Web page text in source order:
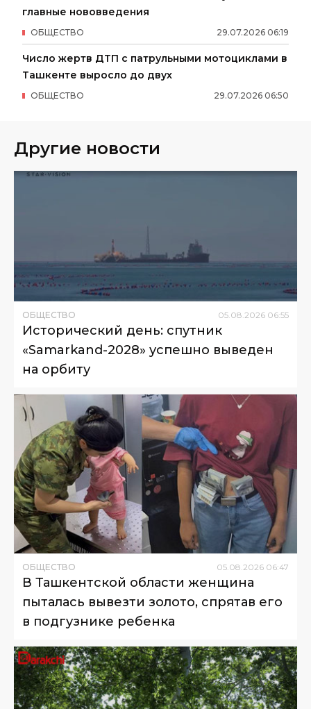
главные нововведения
29.07.2026 06:19
ОБЩЕСТВО
Число жертв ДТП с патрульными мотоциклами в
Ташкенте выросло до двух
29.07.2026 06:50
ОБЩЕСТВО
Другие новости
ОБЩЕСТВО 05 08 2026 06:55
Исторический день: спутник
«Samarkand-2028» успешно выведен
на орбиту
ОБЩЕСТВО 05.08.2026 06:47
В Ташкентской области женщина
пыталась вывезти золото, спрятав его
в подгузнике ребенка